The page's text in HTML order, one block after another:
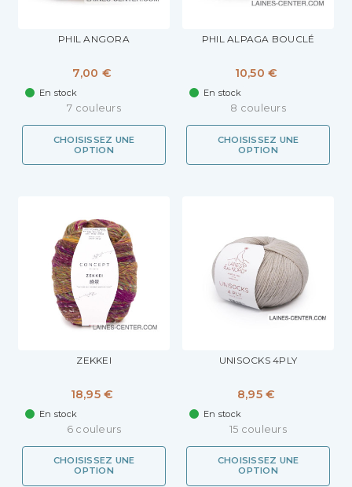
PHIL ANGORA
7,00 €
En stock
7 couleurs
CHOISISSEZ UNE
OPTION
PHIL ALPAGA BOUCLÉ
10,50 €
En stock
8 couleurs
CHOISISSEZ UNE
OPTION
ZEKKEI
18,95 €
En stock
6 couleurs
CHOISISSEZ UNE
OPTION
UNISOCKS 4PLY
8,95 €
En stock
15 couleurs
CHOISISSEZ UNE
OPTION